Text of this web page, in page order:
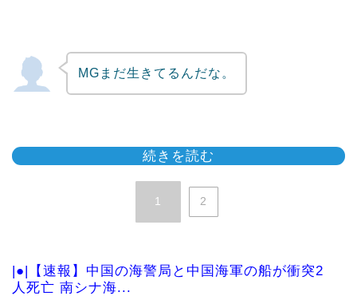
MGまだ生きてるんだな。
続きを読む
1 2
|●|【速報】中国の海警局と中国海軍の船が衝突2
人死亡 南シナ海...